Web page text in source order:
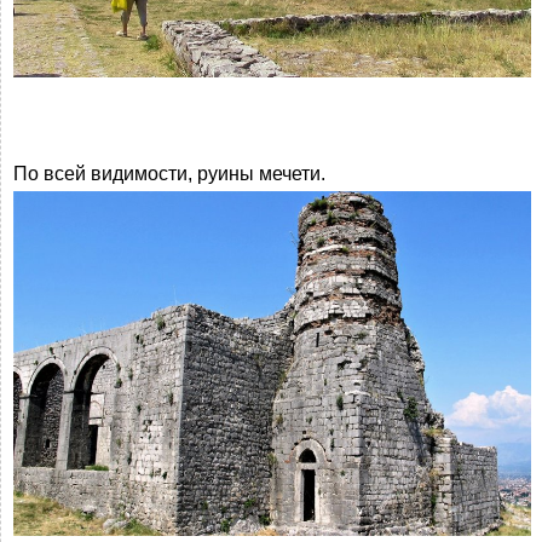
По всей видимости, руины мечети.